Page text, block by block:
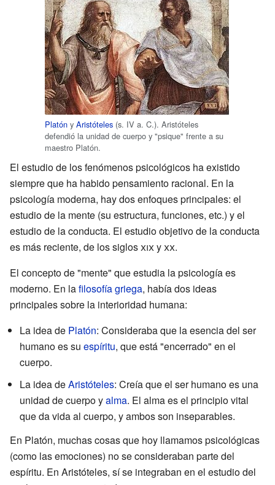
Platón y Aristóteles (s. IV a. C.). Aristóteles
defendió la unidad de cuerpo y "psique" frente a su
maestro Platón.
El estudio de los fenómenos psicológicos ha existido
siempre que ha habido pensamiento racional. En la
psicología moderna, hay dos enfoques principales: el
estudio de la mente (su estructura, funciones, etc.) y el
estudio de la conducta. El estudio objetivo de la conducta
es más reciente, de los siglosxixyxx.
El concepto de "mente" que estudia la psicología es
moderno. En lafilosofía griega, había dos ideas
principales sobre la interioridad humana:
La idea de Platón: Consideraba que la esencia del ser
humano es su espíritu, que está "encerrado" en el
cuerpo.
La idea deAristóteles: Creía que el ser humano es una
unidad de cuerpo yalma. El alma es el principio vital
que da vida al cuerpo, y ambos son inseparables.
En Platón, muchas cosas que hoy llamamos psicológicas
(como las emociones) no se consideraban parte del
espíritu. En Aristóteles, sí se integraban en el estudio del